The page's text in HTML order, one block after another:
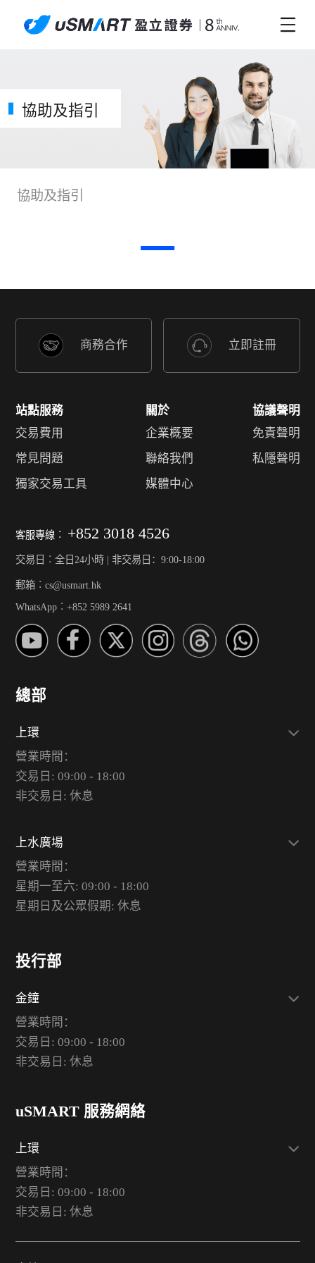
協助及指引
協助及指引
商務合作 立即註冊
站點服務
交易費用
常見問題
獨家交易工具
關於
企業概要
聯絡我們
媒體中心
協議聲明
免責聲明
私隱聲明
客服專線︰ +852 3018 4526
交易日︰全日24小時 | 非交易日：9:00-18:00
郵箱︰cs@usmart.hk
WhatsApp︰+852 5989 2641
總部
上環
營業時間：
交易日: 09:00 - 18:00
非交易日: 休息
上水廣場
營業時間：
星期一至六: 09:00 - 18:00
星期日及公眾假期: 休息
投行部
金鐘
營業時間：
交易日: 09:00 - 18:00
非交易日: 休息
uSMART 服務網絡
上環
營業時間：
交易日: 09:00 - 18:00
非交易日: 休息